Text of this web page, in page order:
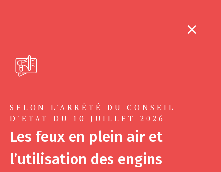
SELON L'ARRÊTÉ DU CONSEIL
D'ETAT DU 10 JUILLET 2026
Les feux en plein air et
l’utilisation des engins